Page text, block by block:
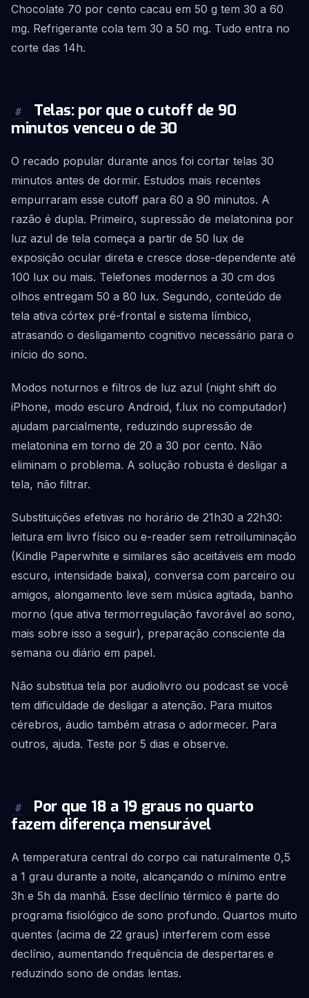
Chocolate 70 por cento cacau em 50 g tem 30 a 60
mg. Refrigerante cola tem 30 a 50 mg. Tudo entra no
corte das 14h.
#
Telas: por que o cutoff de 90
minutos venceu o de 30
O recado popular durante anos foi cortar telas 30
minutos antes de dormir. Estudos mais recentes
empurraram esse cutoff para 60 a 90 minutos. A
razão é dupla. Primeiro, supressão de melatonina por
luz azul de tela começa a partir de 50 lux de
exposição ocular direta e cresce dose-dependente até
100 lux ou mais. Telefones modernos a 30 cm dos
olhos entregam 50 a 80 lux. Segundo, conteúdo de
tela ativa córtex pré-frontal e sistema límbico,
atrasando o desligamento cognitivo necessário para o
início do sono.
Modos noturnos e filtros de luz azul (night shift do
iPhone, modo escuro Android, f.lux no computador)
ajudam parcialmente, reduzindo supressão de
melatonina em torno de 20 a 30 por cento. Não
eliminam o problema. A solução robusta é desligar a
tela, não filtrar.
Substituições efetivas no horário de 21h30 a 22h30:
leitura em livro físico ou e-reader sem retroiluminação
(Kindle Paperwhite e similares são aceitáveis em modo
escuro, intensidade baixa), conversa com parceiro ou
amigos, alongamento leve sem música agitada, banho
morno (que ativa termorregulação favorável ao sono,
mais sobre isso a seguir), preparação consciente da
semana ou diário em papel.
Não substitua tela por audiolivro ou podcast se você
tem dificuldade de desligar a atenção. Para muitos
cérebros, áudio também atrasa o adormecer. Para
outros, ajuda. Teste por 5 dias e observe.
#
Por que 18 a 19 graus no quarto
fazem diferença mensurável
A temperatura central do corpo cai naturalmente 0,5
a 1 grau durante a noite, alcançando o mínimo entre
3h e 5h da manhã. Esse declínio térmico é parte do
programa fisiológico de sono profundo. Quartos muito
quentes (acima de 22 graus) interferem com esse
declínio, aumentando frequência de despertares e
reduzindo sono de ondas lentas.